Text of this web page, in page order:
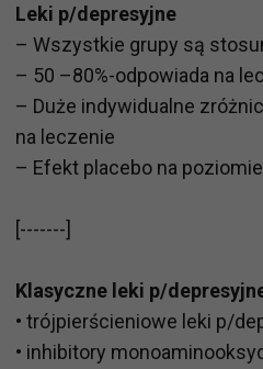
Leki p/depresyjne
– Wszystkie grupy są
– 50 –80%-odpowiada na
– Duże indywidualne
na leczenie
– Efekt placebo na
[-------]
Klasyczne leki p/
• trójpierścieniowe leki p/
• inhibitory